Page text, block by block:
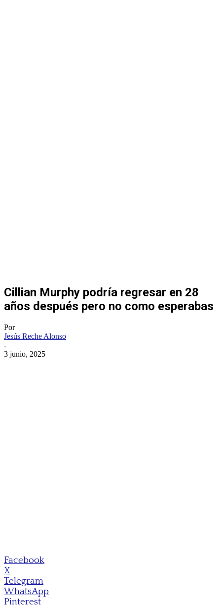
Cillian Murphy podría regresar en 28
años después pero no como esperabas
Por
Jesús Reche Alonso
-
3 junio, 2025
Facebook
X
Telegram
WhatsApp
Pinterest